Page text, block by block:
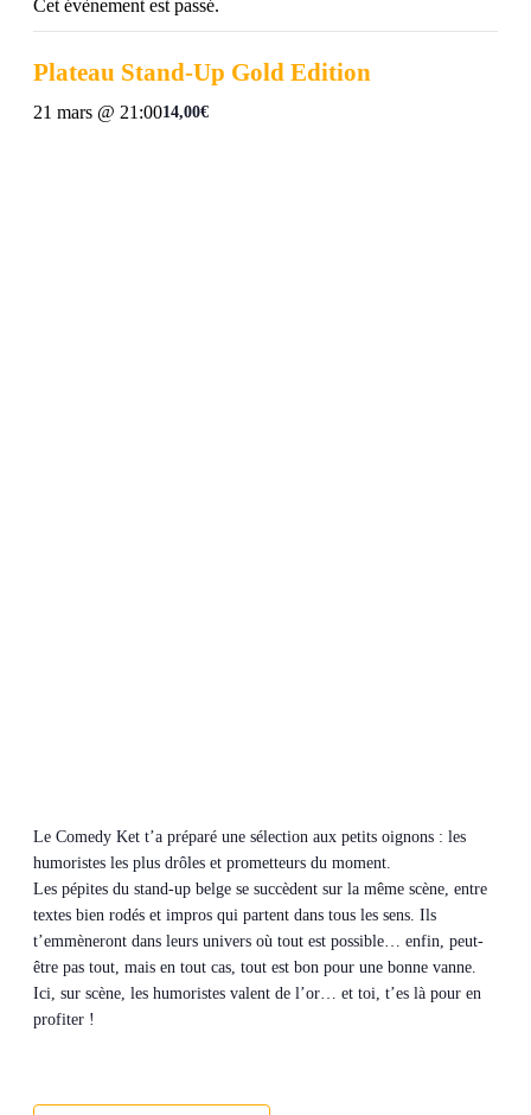
Cet évènement est passé.
Plateau Stand-Up Gold Edition
21 mars @ 21:0014,00€
Le Comedy Ket t’a préparé une sélection aux petits oignons : les
humoristes les plus drôles et prometteurs du moment.
Les pépites du stand-up belge se succèdent sur la même scène, entre
textes bien rodés et impros qui partent dans tous les sens. Ils
t’emmèneront dans leurs univers où tout est possible… enfin, peut-
être pas tout, mais en tout cas, tout est bon pour une bonne vanne.
Ici, sur scène, les humoristes valent de l’or… et toi, t’es là pour en
profiter !